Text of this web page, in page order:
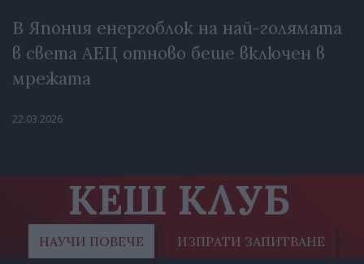
В Япония енергоблок на най-голямата
в света АЕЦ отново беше включен в
мрежата
22.03.2026
КЕШ КЛУБ
НАУЧИ ПОВЕЧЕ ИЗПРАТИ ЗАПИТВАНЕ